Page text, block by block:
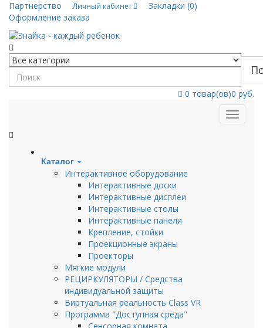
Партнерство Личный кабинет
Закладки (0)
Оформление заказа
0 товар(ов)0 руб.
Каталог
Интерактивное оборудование
Интерактивные доски
Интерактивные дисплеи
Интерактивные столы
Интерактивные панели
Крепление, стойки
Проекционные экраны
Проекторы
Мягкие модули
РЕЦИРКУЛЯТОРЫ / Средства
индивидуальной защиты
Виртуальная реальность Class VR
Программа "Доступная среда"
Сенсорная комната